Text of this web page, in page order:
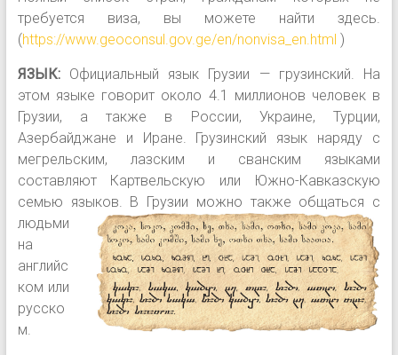
требуется виза, вы можете найти здесь.
(https://www.geoconsul.gov.ge/en/nonvisa_en.html )
ЯЗЫК: Официальный язык Грузии — грузинский. На
этом языке говорит около 4.1 миллионов человек в
Грузии, а также в России, Украине, Турции,
Азербайджане и Иране. Грузинский язык наряду с
мегрельским, лазским и сванским языками
составляют Картвельскую или Южно-Кавказскую
семью языков. В Грузии можно также общаться с
людьми
на
английс
ком или
русско
м.